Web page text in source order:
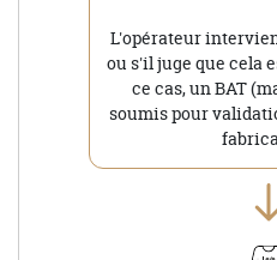
L'opérateur
ou s'il juge que cela
ce cas, un BAT
soumis pour